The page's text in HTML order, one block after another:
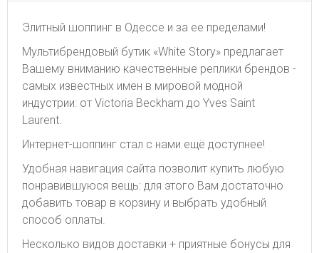
Элитный шоппинг в Одессе и за ее пределами!
Мультибрендовый бутик «White Story» предлагает
Вашему вниманию качественные реплики брендов -
самых известных имен в мировой модной
индустрии: от Victoria Beckham до Yves Saint
Laurent.
Интернет-шоппинг стал с нами ещё доступнее!
Удобная навигация сайта позволит купить любую
понравившуюся вещь: для этого Вам достаточно
добавить товар в корзину и выбрать удобный
способ оплаты.
Несколько видов доставки + приятные бонусы для